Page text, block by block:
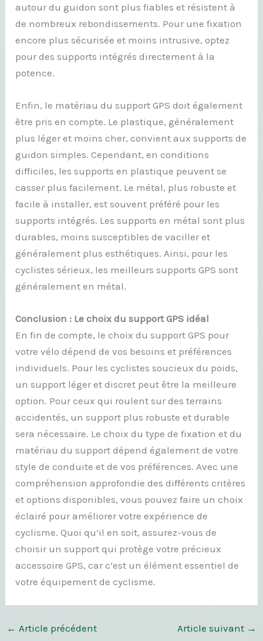
autour du guidon sont plus fiables et résistent à
de nombreux rebondissements. Pour une fixation
encore plus sécurisée et moins intrusive, optez
pour des supports intégrés directement à la
potence.
Enfin, le matériau du support GPS doit également
être pris en compte. Le plastique, généralement
plus léger et moins cher, convient aux supports de
guidon simples. Cependant, en conditions
difficiles, les supports en plastique peuvent se
casser plus facilement. Le métal, plus robuste et
facile à installer, est souvent préféré pour les
supports intégrés. Les supports en métal sont plus
durables, moins susceptibles de vaciller et
généralement plus esthétiques. Ainsi, pour les
cyclistes sérieux, les meilleurs supports GPS sont
généralement en métal.
Conclusion : Le choix du support GPS idéal
En fin de compte, le choix du support GPS pour
votre vélo dépend de vos besoins et préférences
individuels. Pour les cyclistes soucieux du poids,
un support léger et discret peut être la meilleure
option. Pour ceux qui roulent sur des terrains
accidentés, un support plus robuste et durable
sera nécessaire. Le choix du type de fixation et du
matériau du support dépend également de votre
style de conduite et de vos préférences. Avec une
compréhension approfondie des différents critères
et options disponibles, vous pouvez faire un choix
éclairé pour améliorer votre expérience de
cyclisme. Quoi qu’il en soit, assurez-vous de
choisir un support qui protège votre précieux
accessoire GPS, car c’est un élément essentiel de
votre équipement de cyclisme.
← Article précédent Article suivant →